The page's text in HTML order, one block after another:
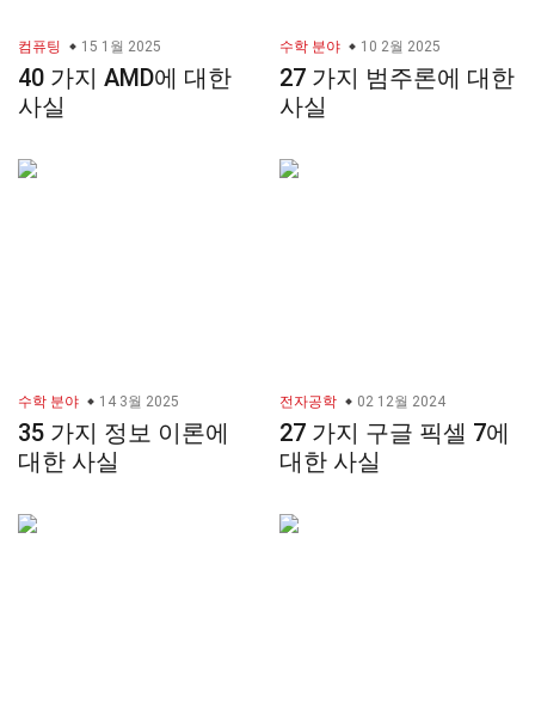
컴퓨팅 15 1월 2025
40 가지 AMD에 대한
사실
수학 분야 10 2월 2025
27 가지 범주론에 대한
사실
수학 분야 14 3월 2025
35 가지 정보 이론에
대한 사실
전자공학 02 12월 2024
27 가지 구글 픽셀 7에
대한 사실